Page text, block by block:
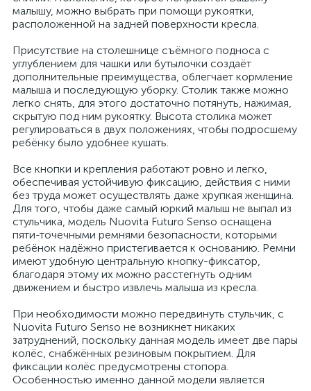
малышу, можно выбрать при помощи рукоятки,
расположенной на задней поверхности кресла.
Присутствие на столешнице съёмного подноса с
углублением для чашки или бутылочки создаёт
дополнительные преимущества, облегчает кормление
малыша и последующую уборку. Столик также можно
легко снять, для этого достаточно потянуть, нажимая,
скрытую под ним рукоятку. Высота столика может
регулироваться в двух положениях, чтобы подросшему
ребёнку было удобнее кушать.
Все кнопки и крепления работают ровно и легко,
обеспечивая устойчивую фиксацию, действия с ними
без труда может осуществлять даже хрупкая женщина.
Для того, чтобы даже самый юркий малыш не выпал из
стульчика, модель Nuovita Futuro Senso оснащена
пяти-точечными ремнями безопасности, которыми
ребёнок надёжно пристегивается к основанию. Ремни
имеют удобную центральную кнопку-фиксатор,
благодаря этому их можно расстегнуть одним
движением и быстро извлечь малыша из кресла.
При необходимости можно передвинуть стульчик, с
Nuovita Futuro Senso не возникнет никаких
затруднений, поскольку данная модель имеет две пары
колёс, снабжённых резиновым покрытием. Для
фиксации колёс предусмотрены стопора.
Особенностью именно данной модели является